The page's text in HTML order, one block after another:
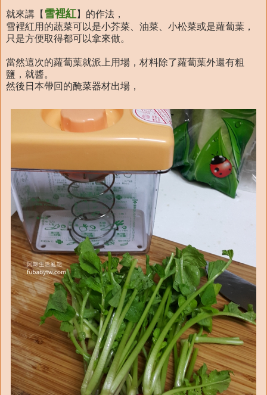
就來講【 雪裡紅】的作法，
雪裡紅用的蔬菜可以是小芥菜、油菜、小松菜或是蘿蔔葉，
只是方便取得都可以拿來做。
當然這次的蘿蔔葉就派上用場，材料除了蘿蔔葉外還有粗
鹽，就醬。
然後日本帶回的醃菜器材出場，